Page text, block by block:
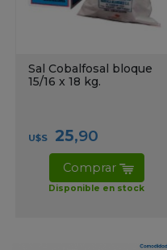
Sal Cobalfosal bloque
15/16 x 18 kg.
U$S 25,90
Disponible en stock
Comprar